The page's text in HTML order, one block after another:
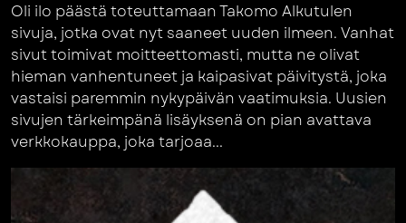
Oli ilo päästä toteuttamaan Takomo Alkutulen
sivuja, jotka ovat nyt saaneet uuden ilmeen. Vanhat
sivut toimivat moitteettomasti, mutta ne olivat
hieman vanhentuneet ja kaipasivat päivitystä, joka
vastaisi paremmin nykypäivän vaatimuksia. Uusien
sivujen tärkeimpänä lisäyksenä on pian avattava
verkkokauppa, joka tarjoaa...